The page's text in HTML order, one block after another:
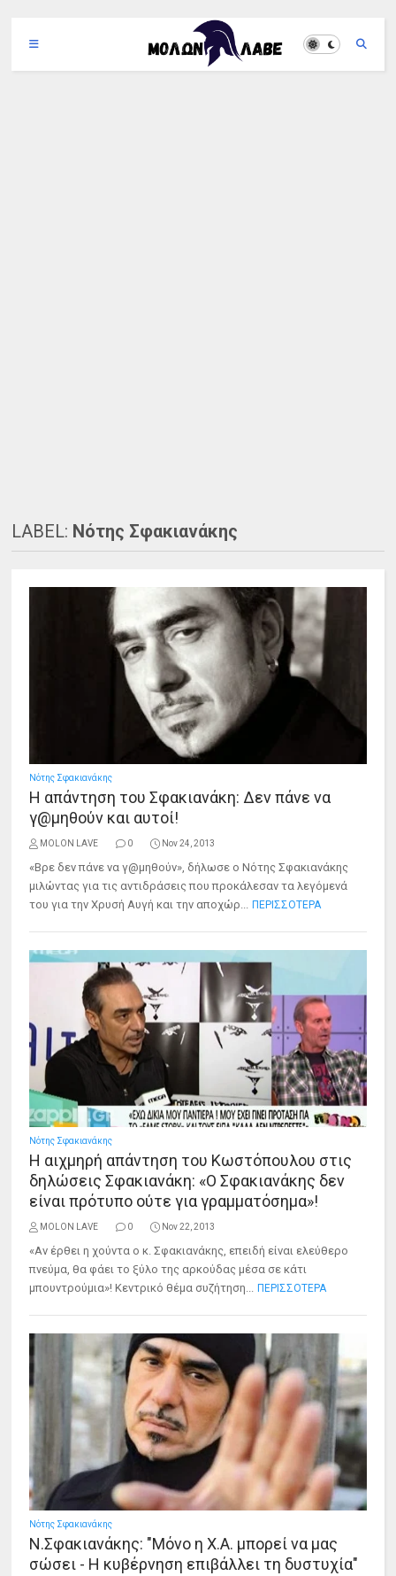
LABEL: Νότης Σφακιανάκης
Νότης Σφακιανάκης
Η απάντηση του Σφακιανάκη: Δεν πάνε να
γ@μηθoύν και αυτοί!
MOLON LAVE 0 Nov 24, 2013
«Βρε δεν πάνε να γ@μηθoύν», δήλωσε ο Νότης Σφακιανάκης
μιλώντας για τις αντιδράσεις που προκάλεσαν τα λεγόμενά
του για την Χρυσή Αυγή και την αποχώρ... ΠΕΡΙΣΣΟΤΕΡΑ
Νότης Σφακιανάκης
Η αιχμηρή απάντηση του Κωστόπουλου στις
δηλώσεις Σφακιανάκη: «Ο Σφακιανάκης δεν
είναι πρότυπο ούτε για γραμματόσημα»!
MOLON LAVE 0 Nov 22, 2013
«Αν έρθει η χούντα ο κ. Σφακιανάκης, επειδή είναι ελεύθερο
πνεύμα, θα φάει το ξύλο της αρκούδας μέσα σε κάτι
μπουντρούμια»! Κεντρικό θέμα συζήτηση... ΠΕΡΙΣΣΟΤΕΡΑ
Νότης Σφακιανάκης
Ν.Σφακιανάκης: "Μόνο η Χ.Α. μπορεί να μας
σώσει - Η κυβέρνηση επιβάλλει τη δυστυχία"